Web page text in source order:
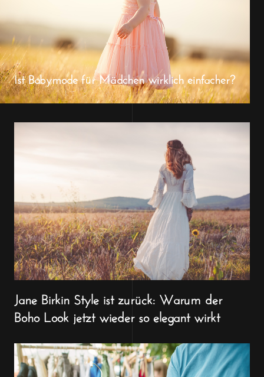
Ist Babymode für Mädchen wirklich einfacher?
Jane Birkin Style ist zurück: Warum der
Boho Look jetzt wieder so elegant wirkt